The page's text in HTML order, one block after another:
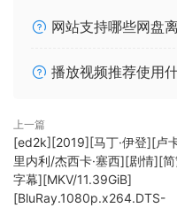
网站支持哪些网盘
播放视频推荐使用
上一篇
[ed2k][2019][马丁·伊登][卢
里内利/杰西卡·塞西][剧情][简
字幕][MKV/11.39GiB]
[BluRay.1080p.x264.DTS-